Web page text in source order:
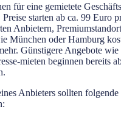
für eine gemietete
starten ab ca. 99 Euro
Anbietern,
München oder Hamburg
Günstigere Angebote wie
mieten beginnen bereits
Anbieters sollten